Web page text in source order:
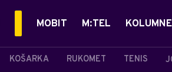
KOŠARKA RUKOMET TENIS
MOBIT M:TEL KOLUMNE